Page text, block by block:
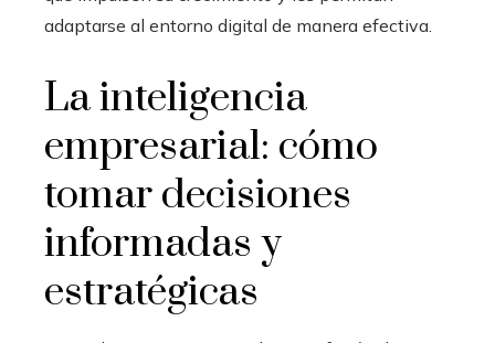
adaptarse al entorno digital de manera efectiva.
La inteligencia
empresarial: cómo
tomar decisiones
informadas y
estratégicas